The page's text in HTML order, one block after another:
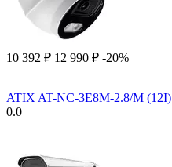
10 392 ₽ 12 990 ₽ -20%
ATIX AT-NC-3E8M-2.8/M (12I)
0.0